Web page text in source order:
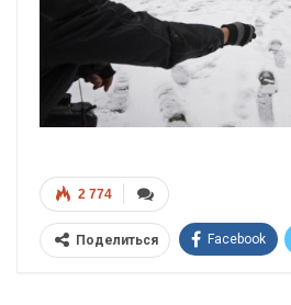
2 774
Поделиться Facebook